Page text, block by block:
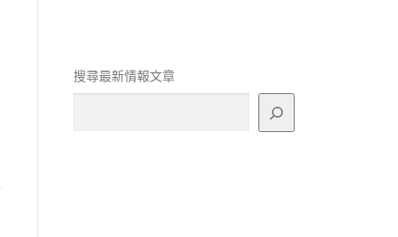
搜尋最新情報文章